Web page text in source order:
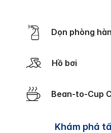
Dọn phòng
Hồ bơi
Bean-to-Cup
Khám phá